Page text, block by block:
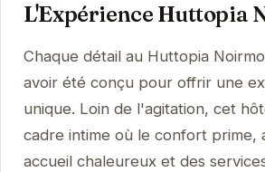
L'Expérience Huttopia
Chaque détail au Huttopia
avoir été conçu pour offrir une
unique. Loin de l'agitation, cet
cadre intime où le confort prime,
accueil chaleureux et des